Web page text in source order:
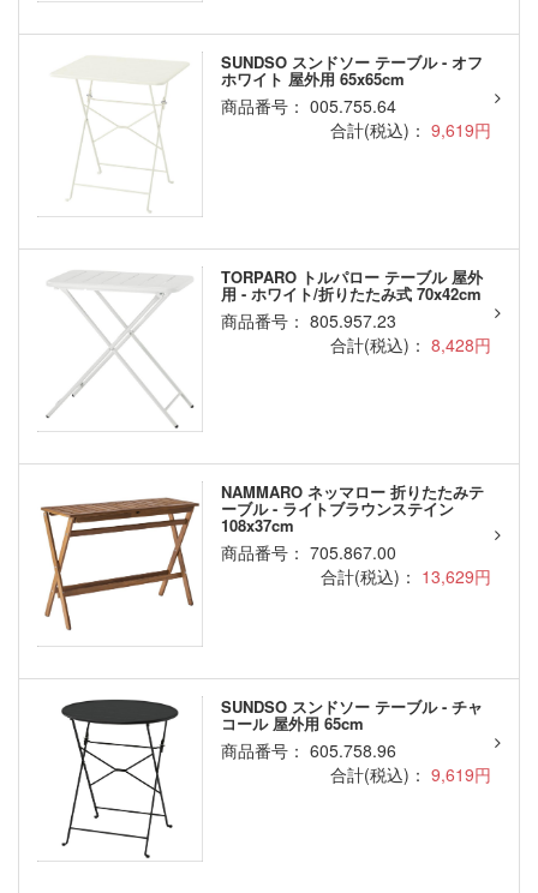
SUNDSO スンドソー テーブル - オフ
ホワイト 屋外用 65x65cm
商品番号： 005.755.64
合計(税込)： 9,619円
TORPARO トルパロー テーブル 屋外
用 - ホワイト/折りたたみ式 70x42cm
商品番号： 805.957.23
合計(税込)： 8,428円
NAMMARO ネッマロー 折りたたみテ
ーブル - ライトブラウンステイン
108x37cm
商品番号： 705.867.00
合計(税込)： 13,629円
SUNDSO スンドソー テーブル - チャ
コール 屋外用 65cm
商品番号： 605.758.96
合計(税込)： 9,619円